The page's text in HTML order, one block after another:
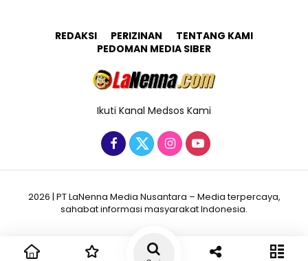
REDAKSI PERIZINAN
TENTANG KAMI
PEDOMAN MEDIA SIBER
Ikuti Kanal Medsos Kami
2026 | PT LaNenna Media Nusantara – Media terpercaya,
sahabat informasi masyarakat Indonesia.